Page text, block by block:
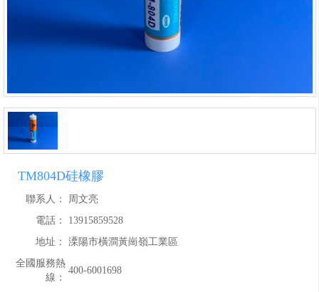
TM804D硅橡膠
聯系人：
周文亮
電話：
13915859528
地址：
溧陽市橫澗黃崗嶺工業區
全國服務熱
線：
400-6001698